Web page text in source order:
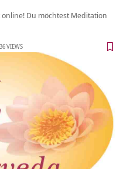
Du möchtest Meditation
VIEWS